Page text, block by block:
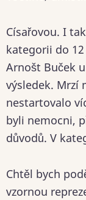
Císařovou. I
kategorii do
Arnošt Buček
výsledek. Mrzí
nestartovalo
byli nemocni,
důvodů. V
Chtěl bych
vzornou